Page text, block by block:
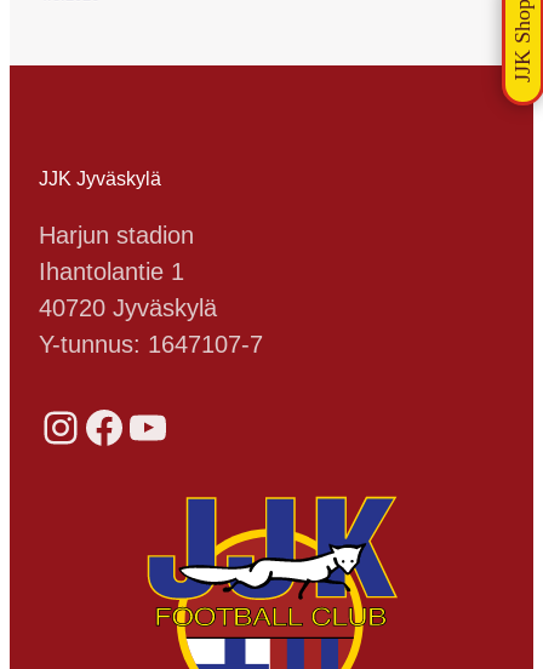
JJK Jyväskylä
Harjun stadion
Ihantolantie 1
40720 Jyväskylä
Y-tunnus: 1647107-7
Instagram Facebook YouTube